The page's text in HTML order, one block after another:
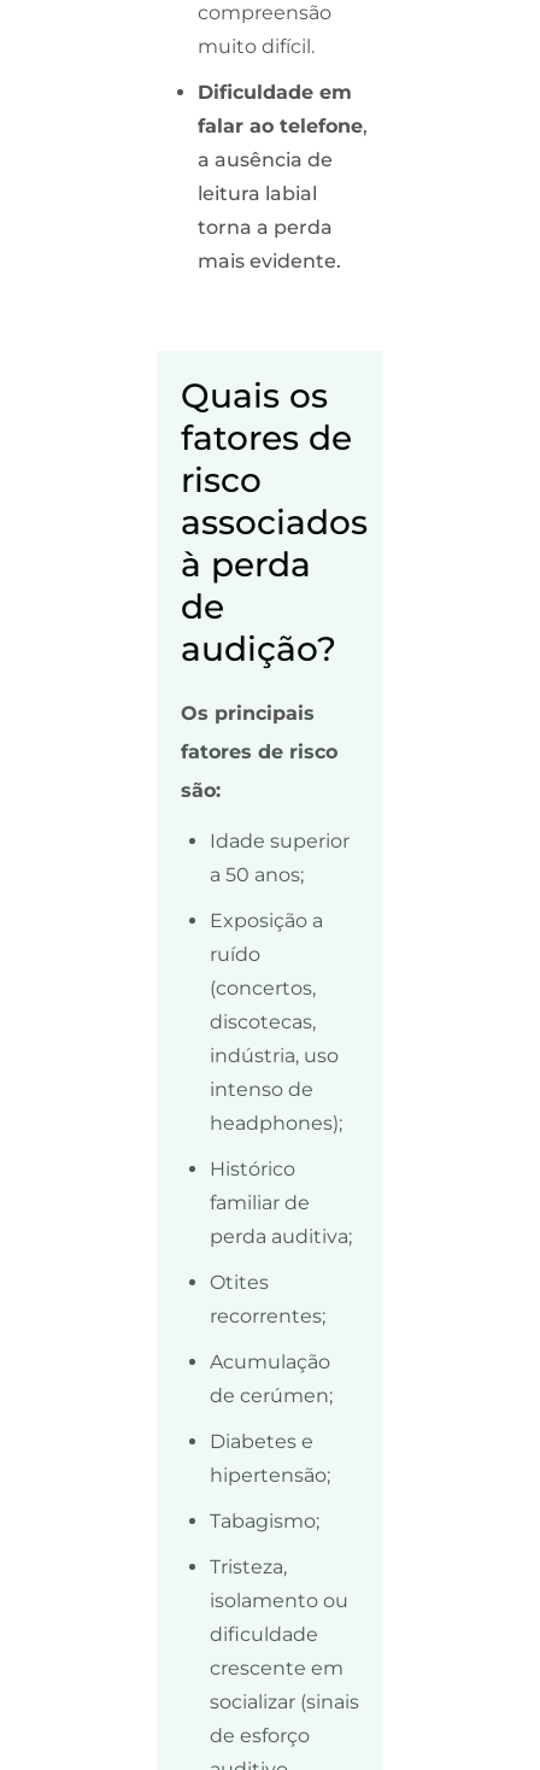
compreensão
muito difícil.
Dificuldade em
falar ao telefone,
a ausência de
leitura labial
torna a perda
mais evidente.
Quais os
fatores de
risco
associados
à perda
de
audição?
Os principais
fatores de risco
são:
Idade superior
a 50 anos;
Exposição a
ruído
(concertos,
discotecas,
indústria, uso
intenso de
headphones);
Histórico
familiar de
perda auditiva;
Otites
recorrentes;
Acumulação
de cerúmen;
Diabetes e
hipertensão;
Tabagismo;
Tristeza,
isolamento ou
dificuldade
crescente em
socializar (sinais
de esforço